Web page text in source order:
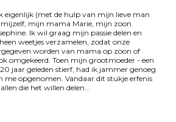
eigenlijk (met de hulp van mijn lieve man
mijzelf, mijn mama Marie, mijn zoon
Ik wil graag mijn passie delen en
weetjes verzamelen, zodat onze
worden van mama op zoon of
omgekeerd. Toen mijn grootmoeder - een
jaar geleden stierf, had ik jammer genoeg
me opgenomen. Vandaar dit stukje erfenis
die het willen delen...